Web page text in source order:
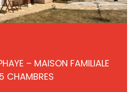
– MAISON FAMILIALE
5 CHAMBRES